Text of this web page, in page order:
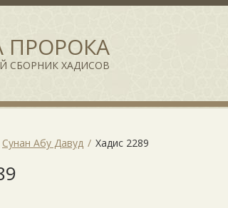
ПРОРОКА
СБОРНИК ХАДИСОВ
Сунан Абу Давуд Хадис 2289